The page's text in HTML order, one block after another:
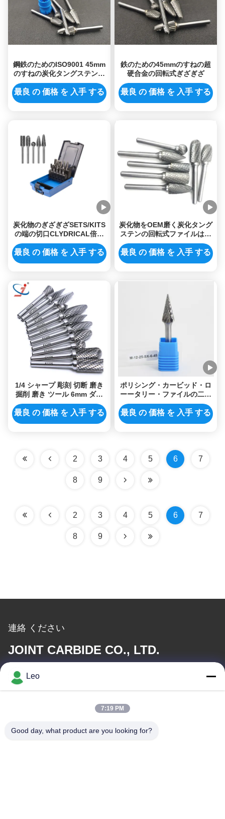
鋼鉄のためのISO9001 45mm
のすねの炭化タングステンの
回転式ぎざぎざ
最良 の 価格 を 入手 する
鉄のための45mmのすねの超
硬合金の回転式ぎざぎざ
最良 の 価格 を 入手 する
炭化物のぎざぎざSETS/KITS
の端の切口CLYDRICAL倍に
よって切られる回転式ファイ
ル円形の木の粉砕のぎざぎざ
最良 の 価格 を 入手 する
炭化物をOEM磨く炭化タング
ステンの回転式ファイルはぎ
ざぎざの粉砕機ビットODM死
ぬ
最良 の 価格 を 入手 する
1/4 シャープ 彫刻 切断 磨き
掘削 磨き ツール 6mm ダブ
ル カット タングラン カービ
ッド ブール
最良 の 価格 を 入手 する
ポリシング・カービッド・ロ
ーータリー・ファイルの二重
切断 ウォルフスタン・スチー
ル 磨き頭
最良 の 価格 を 入手 する
2 3 4 5 6 7
8 9
2 3 4 5 6 7
8 9
連絡 ください
JOINT CARBIDE CO., LTD.
メールLeo
7:19 PM
Good day, what product are you looking for?